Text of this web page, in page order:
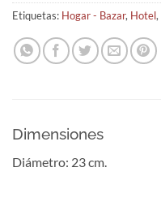
Etiquetas: Hogar - Bazar, Hotel,
Dimensiones
Diámetro: 23 cm.